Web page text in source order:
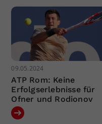
09.05.2024
ATP Rom: Keine
Erfolgserlebnisse für
Ofner und Rodionov